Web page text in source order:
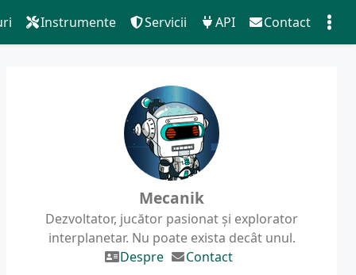
Instrumente Servicii API Contact
Mecanik
Dezvoltator, jucător pasionat și explorator
interplanetar. Nu poate exista decât unul.
Despre
Contact